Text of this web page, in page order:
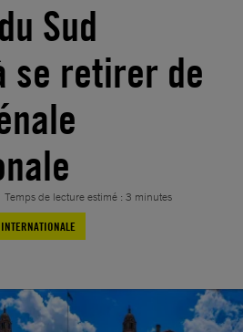
Sud
se retirer de
Temps de lecture estimé : 3 minutes